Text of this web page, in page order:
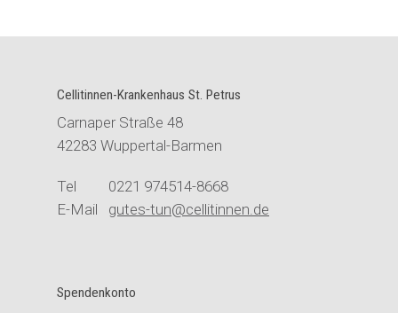
Cellitinnen-Krankenhaus St. Petrus
Carnaper Straße 48
42283 Wuppertal-Barmen
Tel 0221 974514-8668
E-Mail gutes-tun@cellitinnen.de
Spendenkonto